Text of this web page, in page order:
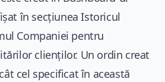
în secțiunea Istoricul
Companiei pentru
clienților. Un ordin creat
cel specificat în această